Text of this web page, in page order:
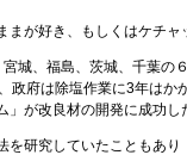
まが好き、もしくはケチャ
城、福島、茨城、千葉の
政府は除塩作業に3年はか
」が改良材の開発に成功し
を研究していたこともあり